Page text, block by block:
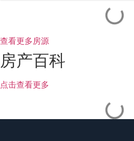
查看更多房源
房产百科
点击查看更多